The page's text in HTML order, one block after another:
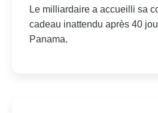
Le milliardaire a accueilli sa
cadeau inattendu après 40
Panama.